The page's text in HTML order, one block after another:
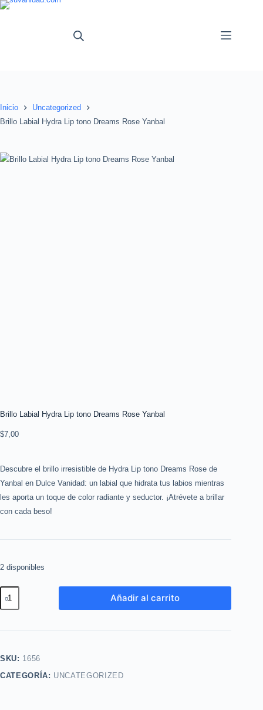
Saltar
Inicio
Uncategorized
Brillo Labial Hydra Lip tono Dreams Rose Yanbal
Brillo Labial Hydra Lip tono Dreams Rose Yanbal
$7,00
Descubre el brillo irresistible de Hydra Lip tono Dreams Rose de
Yanbal en Dulce Vanidad: un labial que hidrata tus labios mientras
les aporta un toque de color radiante y seductor. ¡Atrévete a brillar
con cada beso!
2 disponibles
Brillo
Labial
Dreams
Rose
Añadir al carrito
SKU: 1656
CATEGORÍA: UNCATEGORIZED